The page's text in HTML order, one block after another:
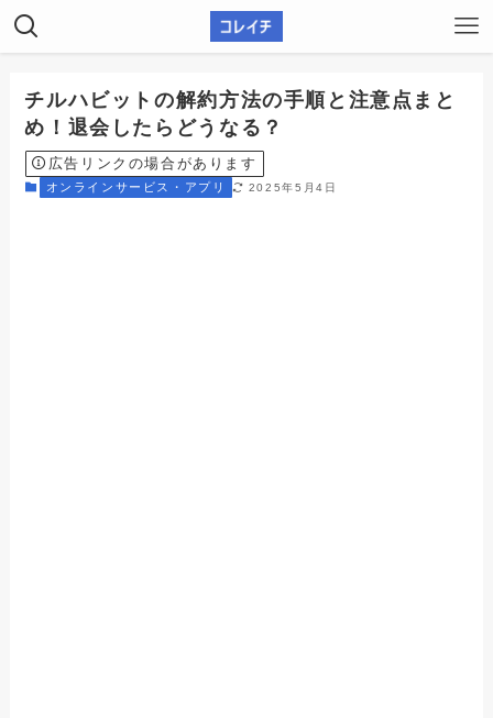
チルハビットの解約方法の手順と注意点まと
め！退会したらどうなる？
広告リンクの場合があります
オンラインサービス・アプリ 2025年5月4日